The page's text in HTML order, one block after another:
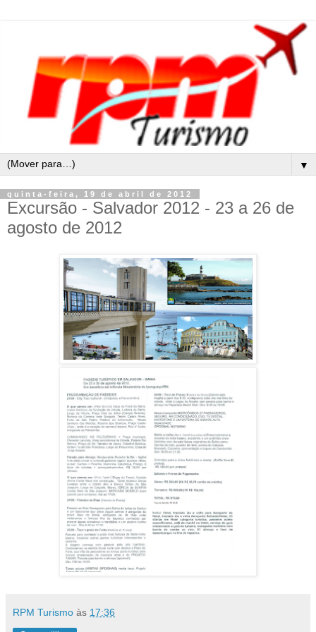
▼
quinta-feira, 19 de abril de 2012
Excursão - Salvador 2012 - 23 a 26 de
agosto de 2012
RPM Turismo às 17:36